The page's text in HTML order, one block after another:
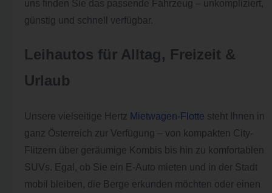
uns finden Sie das passende Fahrzeug – unkompliziert,
günstig und schnell verfügbar.
Leihautos für Alltag, Freizeit &
Urlaub
Unsere vielseitige Hertz Mietwagen-Flotte steht Ihnen in
ganz Österreich zur Verfügung – von kompakten City-
Flitzern über geräumige Kombis bis hin zu komfortablen
SUVs. Egal, ob Sie ein E-Auto mieten und in der Stadt
mobil bleiben, die Berge erkunden möchten oder einen